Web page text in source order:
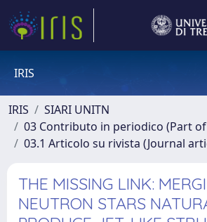
IRIS
IRIS
SIARI UNITN
03 Contributo in periodico (Part
03.1 Articolo su rivista (Journal
THE MISSING LINK:
NEUTRON STARS